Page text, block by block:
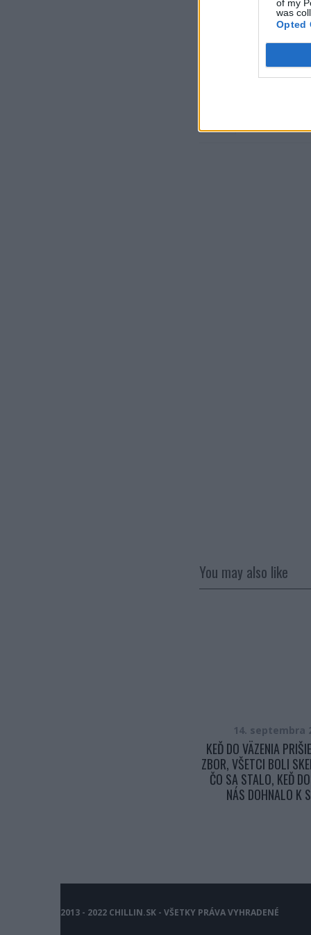
of my
was
Opted
Dôverujte si,
22. septembra 2025
Máte vysokú
You may also like
14. septembra
KEĎ DO VÄZENIA
ZBOR, VŠETCI BOLI
ČO SA STALO, KEĎ
NÁS DOHNALO K
2013 - 2022 CHILLIN.SK - VŠETKY PRÁVA VYHRADENÉ